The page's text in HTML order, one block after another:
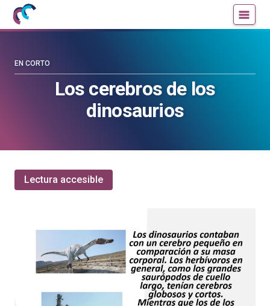
Mujeres
con
la
blog
la
Los cerebros de los
dinosaurios
EN CORTO
Lectura accesible